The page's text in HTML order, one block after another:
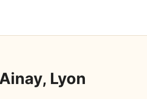
Lyon